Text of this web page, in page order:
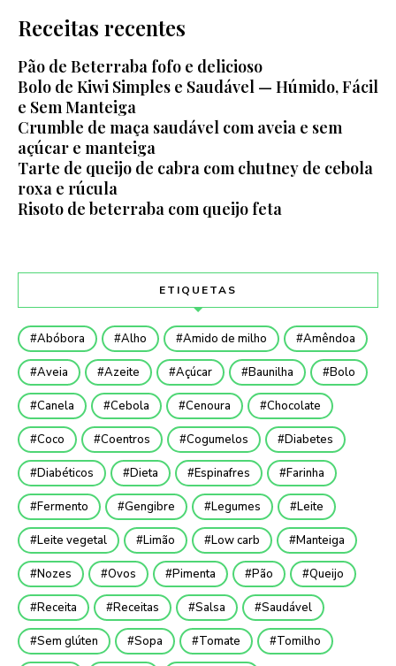
Receitas recentes
Pão de Beterraba fofo e delicioso
Bolo de Kiwi Simples e Saudável — Húmido, Fácil
e Sem Manteiga
Crumble de maça saudável com aveia e sem
açúcar e manteiga
Tarte de queijo de cabra com chutney de cebola
roxa e rúcula
Risoto de beterraba com queijo feta
ETIQUETAS
Abóbora Alho Amido de milho Amêndoa
Aveia Azeite Açúcar Baunilha Bolo
Canela Cebola Cenoura Chocolate
Coco Coentros Cogumelos Diabetes
Diabéticos Dieta Espinafres Farinha
Fermento Gengibre Legumes Leite
Leite vegetal Limão Low carb Manteiga
Nozes Ovos Pimenta Pão Queijo
Receita Receitas Salsa Saudável
Sem glúten Sopa Tomate Tomilho